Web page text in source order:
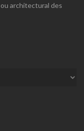
architectural des